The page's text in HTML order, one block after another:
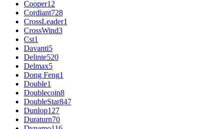
Cooper12
Cordiant728
CrossLeader1
CrossWind3
Cst1
Davanti5
Delinte520
Delmax5
Dong Feng1
Double1
Doublecoin8
DoubleStar847
Dunlop127
Duraturn70